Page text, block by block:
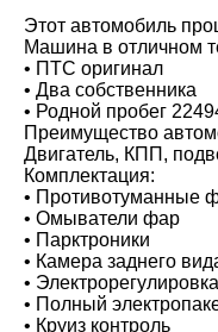
Этот автомобиль
Машина в отличном
• ПТС оригинал
• Два собственника
• Родной пробег
Преимущество
Двигатель, КПП,
Комплектация:
• Противотуманные
• Омыватели фар
• Парктроники
• Камера заднего
•
• Полный
• Круиз контроль